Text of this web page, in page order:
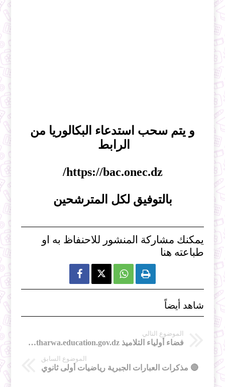
و يتم سحب استدعاء البكالوريا من
الرابط
https://bac.onec.dz/
بالتوفيق لكل المترشحين
يمكنك مشاركة المنشور للاحنفاظ به او
طباعته هنا
  
شاهد أيضاً
الموضوع التالي
فضاء أولياء التلاميذ https://tharwa.education.gov.dz
الموضوع السابق
🔴 مذكرات العبارات الجبرية رياضيات أولى ثانوي